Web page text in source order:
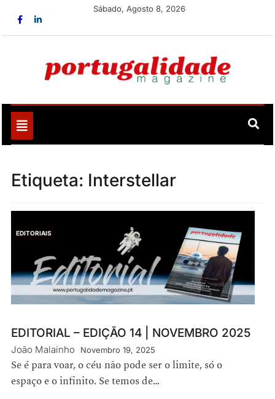
Sábado, Agosto 8, 2026
Portugalidade
Toggle
navigation
Etiqueta: Interstellar
EDITORIAIS
EDITORIAL – EDIÇÃO 14 | NOVEMBRO 2025
João Malainho Novembro 19, 2025
Se é para voar, o céu não pode ser o limite, só o
espaço e o infinito. Se temos de…